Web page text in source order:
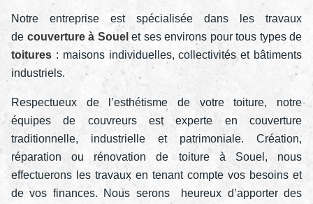
Notre entreprise est spécialisée dans les travaux
de couverture à Souel et ses environs pour tous types de
toitures : maisons individuelles, collectivités et bâtiments
industriels.
Respectueux de l’esthétisme de votre toiture, notre
équipes de couvreurs est experte en couverture
traditionnelle, industrielle et patrimoniale. Création,
réparation ou rénovation de toiture à Souel, nous
effectuerons les travaux en tenant compte vos besoins et
de vos finances. Nous serons heureux d’apporter des